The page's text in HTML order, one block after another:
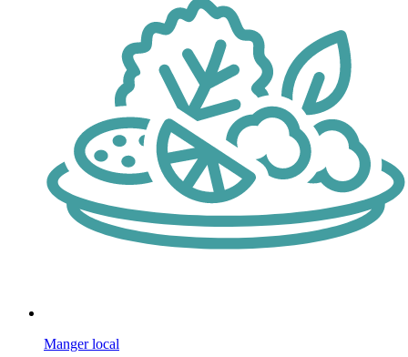
Manger local